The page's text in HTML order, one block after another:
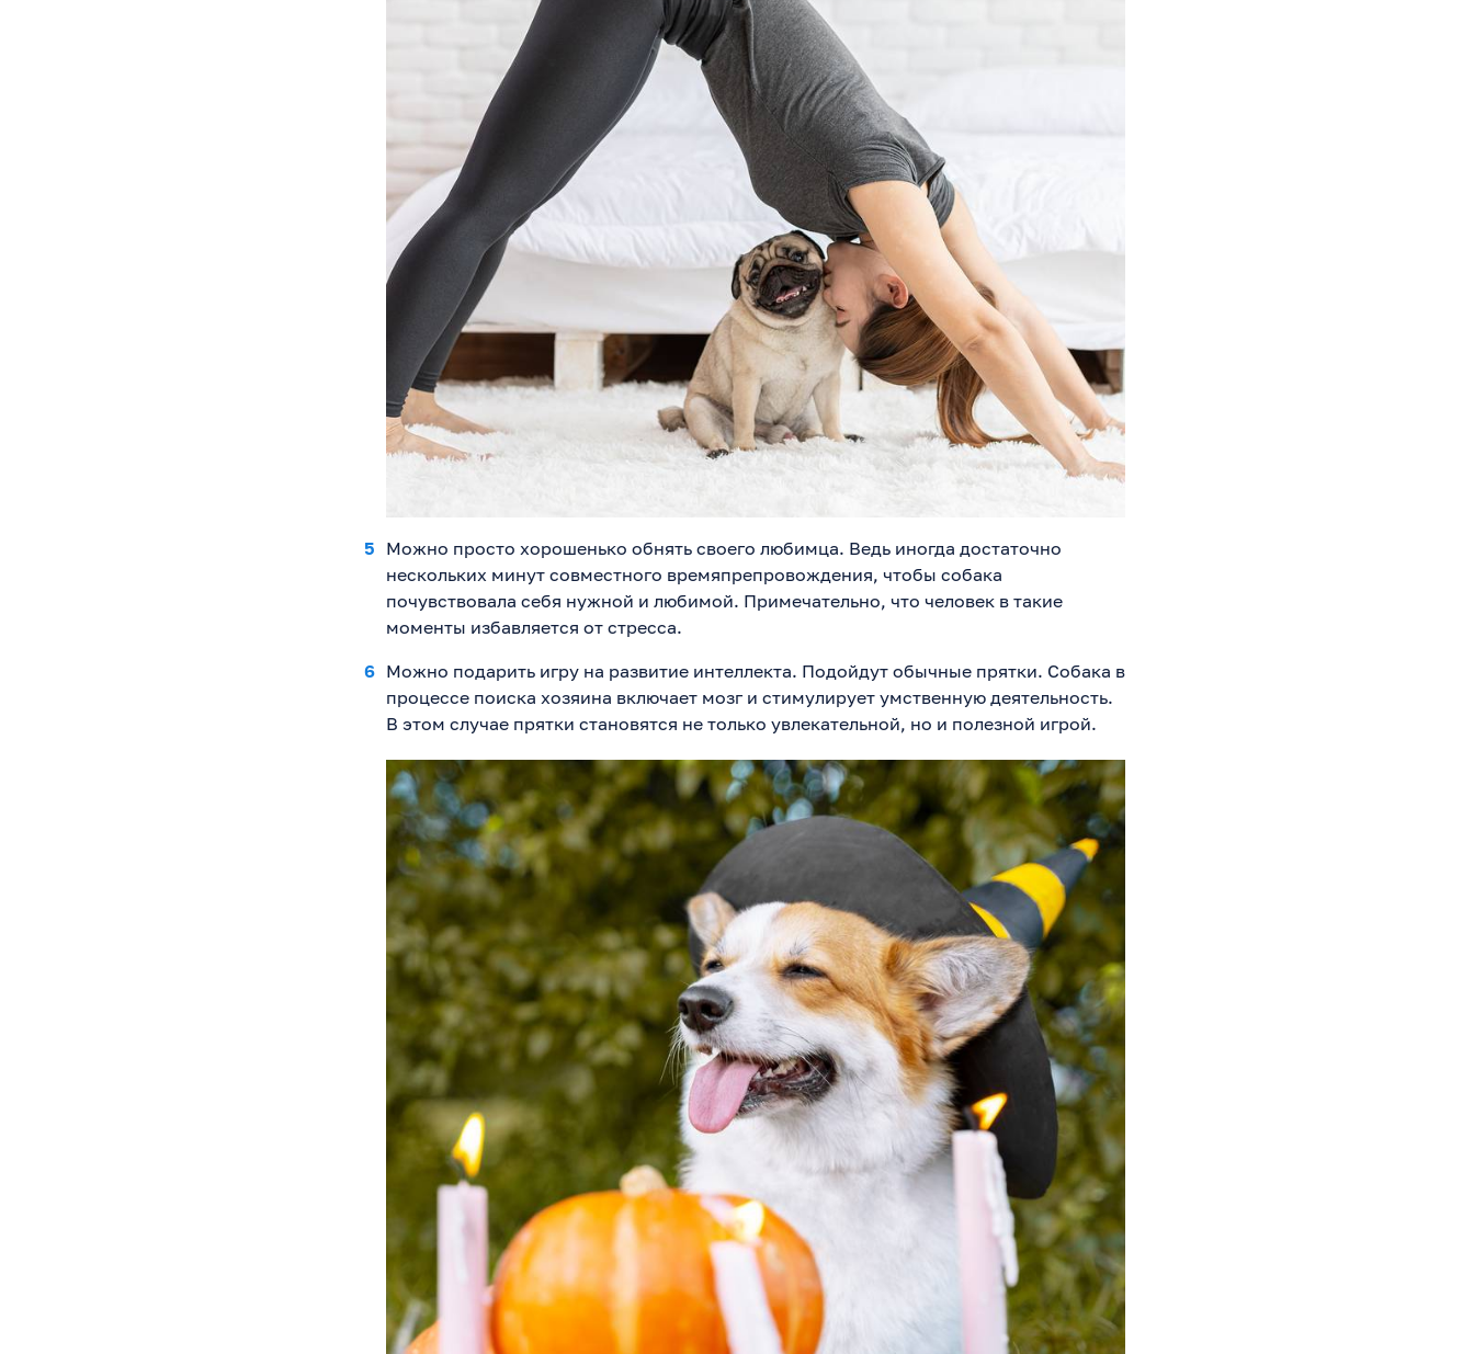
Можно просто хорошенько обнять своего любимца. Ведь иногда достаточно
нескольких минут совместного времяпрепровождения, чтобы собака
почувствовала себя нужной и любимой. Примечательно, что человек в такие
моменты избавляется от стресса.
Можно подарить игру на развитие интеллекта. Подойдут обычные прятки. Собака в
процессе поиска хозяина включает мозг и стимулирует умственную деятельность.
В этом случае прятки становятся не только увлекательной, но и полезной игрой.